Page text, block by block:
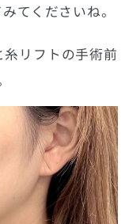
てくださいね。
リフトの手術前